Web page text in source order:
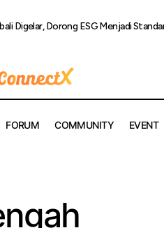
Digelar, Dorong ESG Menjadi
FORUM COMMUNITY EVENT